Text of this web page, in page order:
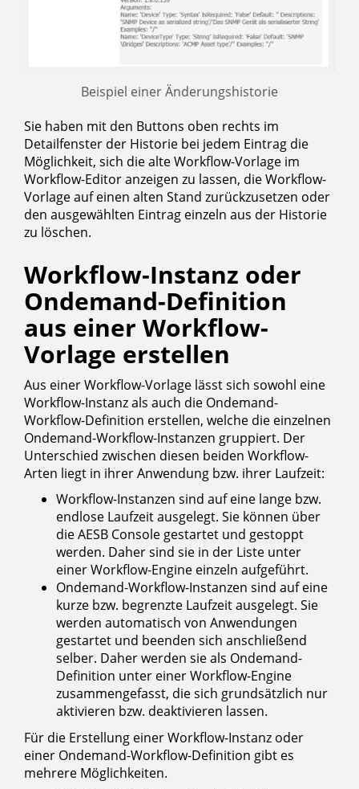
Beispiel einer Änderungshistorie
Sie haben mit den Buttons oben rechts im
Detailfenster der Historie bei jedem Eintrag die
Möglichkeit, sich die alte Workflow-Vorlage im
Workflow-Editor anzeigen zu lassen, die Workflow-
Vorlage auf einen alten Stand zurückzusetzen oder
den ausgewählten Eintrag einzeln aus der Historie
zu löschen.
Workflow-Instanz oder
Ondemand-Definition
aus einer Workflow-
Vorlage erstellen
Aus einer Workflow-Vorlage lässt sich sowohl eine
Workflow-Instanz als auch die Ondemand-
Workflow-Definition erstellen, welche die einzelnen
Ondemand-Workflow-Instanzen gruppiert. Der
Unterschied zwischen diesen beiden Workflow-
Arten liegt in ihrer Anwendung bzw. ihrer Laufzeit:
Workflow-Instanzen sind auf eine lange bzw.
endlose Laufzeit ausgelegt. Sie können über
die AESB Console gestartet und gestoppt
werden. Daher sind sie in der Liste unter
einer Workflow-Engine einzeln aufgeführt.
Ondemand-Workflow-Instanzen sind auf eine
kurze bzw. begrenzte Laufzeit ausgelegt. Sie
werden automatisch von Anwendungen
gestartet und beenden sich anschließend
selber. Daher werden sie als Ondemand-
Definition unter einer Workflow-Engine
zusammengefasst, die sich grundsätzlich nur
aktivieren bzw. deaktivieren lassen.
Für die Erstellung einer Workflow-Instanz oder
einer Ondemand-Workflow-Definition gibt es
mehrere Möglichkeiten.